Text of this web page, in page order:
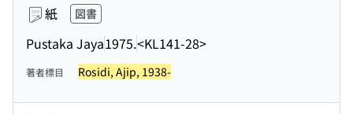
紙 図書
Pustaka Jaya1975.<KL141-28>
著者標目 Rosidi, Ajip, 1938-